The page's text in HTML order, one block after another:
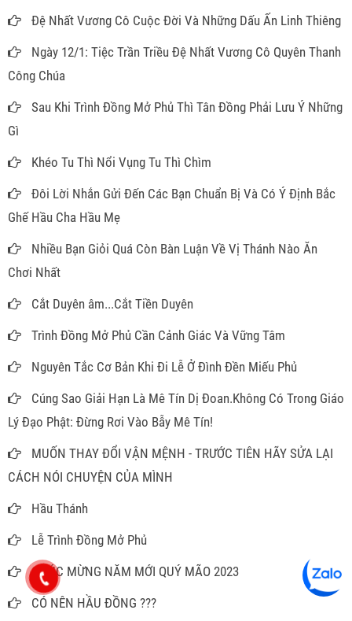
Đệ Nhất Vương Cô Cuộc Đời Và Những Dấu Ấn Linh Thiêng
Ngày 12/1: Tiệc Trần Triều Đệ Nhất Vương Cô Quyên Thanh
Công Chúa
Sau Khi Trình Đồng Mở Phủ Thì Tân Đồng Phải Lưu Ý Những
Gì
Khéo Tu Thì Nổi Vụng Tu Thì Chìm
Đôi Lời Nhắn Gửi Đến Các Bạn Chuẩn Bị Và Có Ý Định Bắc
Ghế Hầu Cha Hầu Mẹ
Nhiều Bạn Giỏi Quá Còn Bàn Luận Về Vị Thánh Nào Ăn
Chơi Nhất
Cắt Duyên âm...Cắt Tiền Duyên
Trình Đồng Mở Phủ Cần Cảnh Giác Và Vững Tâm
Nguyên Tắc Cơ Bản Khi Đi Lễ Ở Đình Đền Miếu Phủ
Cúng Sao Giải Hạn Là Mê Tín Dị Đoan.Không Có Trong Giáo
Lý Đạo Phật: Đừng Rơi Vào Bẫy Mê Tín!
MUỐN THAY ĐỔI VẬN MỆNH - TRƯỚC TIÊN HÃY SỬA LẠI
CÁCH NÓI CHUYỆN CỦA MÌNH
Hầu Thánh
Lễ Trình Đồng Mở Phủ
CHÚC MỪNG NĂM MỚI QUÝ MÃO 2023
CÓ NÊN HẦU ĐỒNG ???